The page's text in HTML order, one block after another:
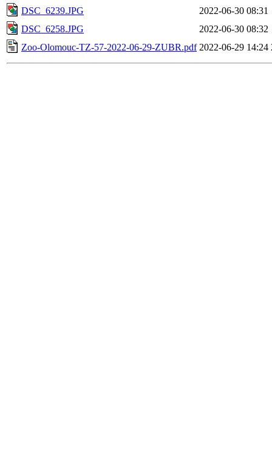
DSC_6239.JPG
2022-06-30 08:31
DSC_6258.JPG
2022-06-30 08:32
Zoo-Olomouc-TZ-57-2022-06-29-ZUBR.pdf 2022-06-29 14:24